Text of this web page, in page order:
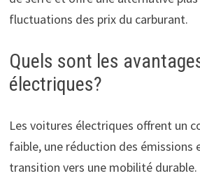
fluctuations des prix du carburant.
Quels sont les
électriques?
Les voitures électriques offrent un
faible, une réduction des émissions
transition vers une mobilité durable.